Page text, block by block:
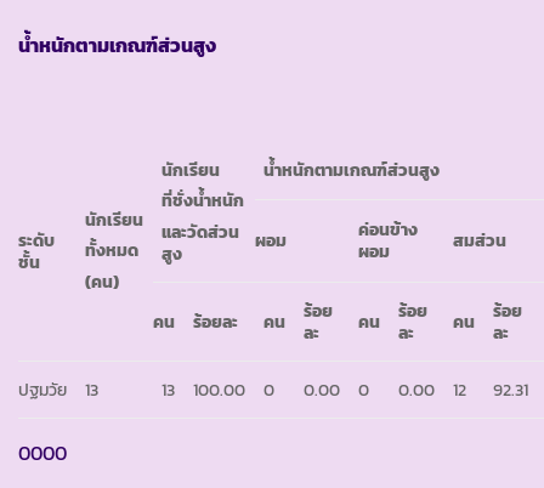
น้ำหนักตามเกณฑ์ส่วนสูง
ระดับ
ชั้น
นักเรียน
ทั้งหมด
(คน)
นักเรียน
ที่ชั่งน้ำหนัก
และวัดส่วน
สูง
น้ำหนักตามเกณฑ์ส่วนสูง
ผอม
ค่อนข้าง
ผอม
สมส่วน
คน ร้อยละ คน
ร้อย
ละ
คน
ร้อย
ละ
คน
ร้อย
ละ
ปฐมวัย 13 13 100.00 0 0.00 0 0.00 12 92.31
0000